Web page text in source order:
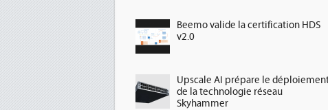
Beemo valide la certification HDS
v2.0
Upscale AI prépare le
de la technologie réseau
Skyhammer